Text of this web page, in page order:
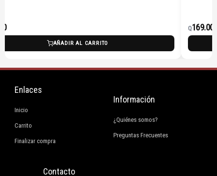
AÑADIR AL CARRITO
Q169.00
Enlaces
Inicio
Carrito
Finalizar compra
Información
¿Quiénes somos?
Preguntas Frecuentes
Contacto